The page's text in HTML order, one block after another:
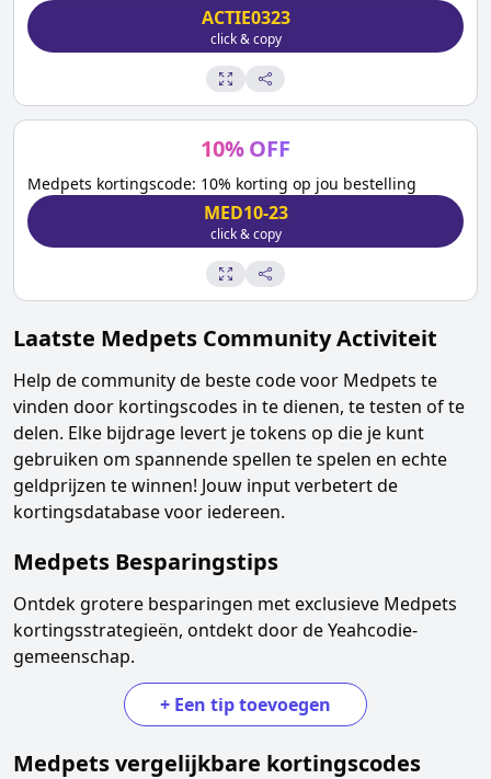
ACTIE0323
click & copy
10%OFF
Medpets kortingscode: 10% korting op jou bestelling
MED10-23
click & copy
Laatste Medpets Community Activiteit
Help de community de beste code voor Medpets te
vinden door kortingscodes in te dienen, te testen of te
delen. Elke bijdrage levert je tokens op die je kunt
gebruiken om spannende spellen te spelen en echte
geldprijzen te winnen! Jouw input verbetert de
kortingsdatabase voor iedereen.
Medpets Besparingstips
Ontdek grotere besparingen met exclusieve Medpets
kortingsstrategieën, ontdekt door de Yeahcodie-
gemeenschap.
+ Een tip toevoegen
Medpetsvergelijkbare kortingscodes